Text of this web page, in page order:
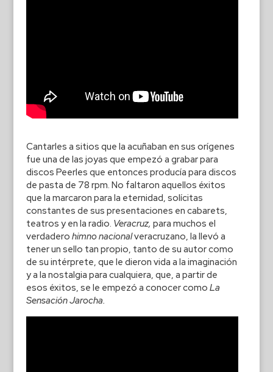
Cantarles a sitios que la acuñaban en sus orígenes
fue una de las joyas que empezó a grabar para
discos Peerles que entonces producía para discos
de pasta de 78 rpm. No faltaron aquellos éxitos
que la marcaron para la eternidad, solícitas
constantes de sus presentaciones en cabarets,
teatros y en la radio. Veracruz, para muchos el
verdadero himno nacionalveracruzano, la llevó a
tener un sello tan propio, tanto de su autor como
de su intérprete, que le dieron vida a la imaginación
y a la nostalgia para cualquiera, que, a partir de
esos éxitos, se le empezó a conocer como La
Sensación Jarocha.